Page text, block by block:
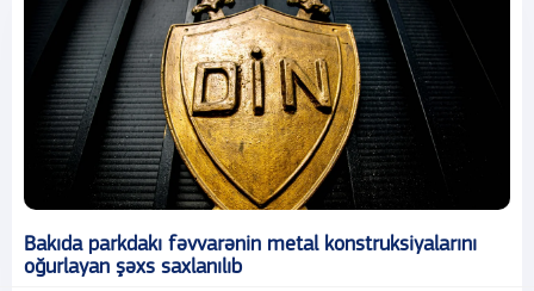
Bakıda parkdakı fəvvarənin metal konstruksiyalarını
oğurlayan şəxs saxlanılıb